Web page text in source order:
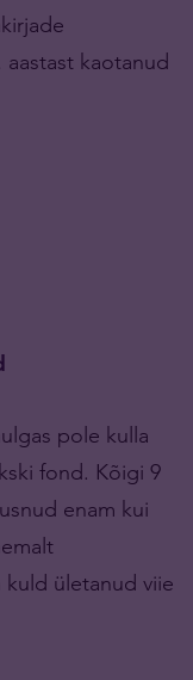
aastast kaotanud
pole kulla
fond. Kõigi 9
enam kui
ületanud viie